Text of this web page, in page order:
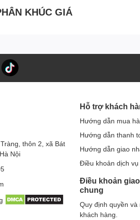
Trời Bát Tràng
KHÚC GIÁ
thôn 2, xã Bát
Nội
Hỗ trợ khách
Hướng dẫn mua
Hướng dẫn thanh
Hướng dẫn giao
Điều khoản dịch vụ
Điều khoản
chung
Quy định quyền và
khách hàng.